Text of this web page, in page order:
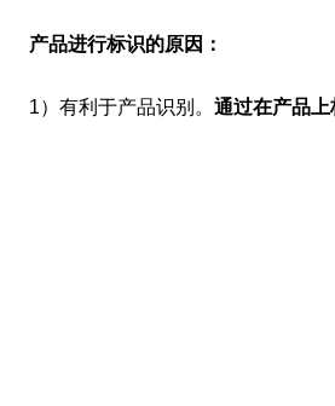
产品进行标识的原因：
1）有利于产品识别。通过在产品